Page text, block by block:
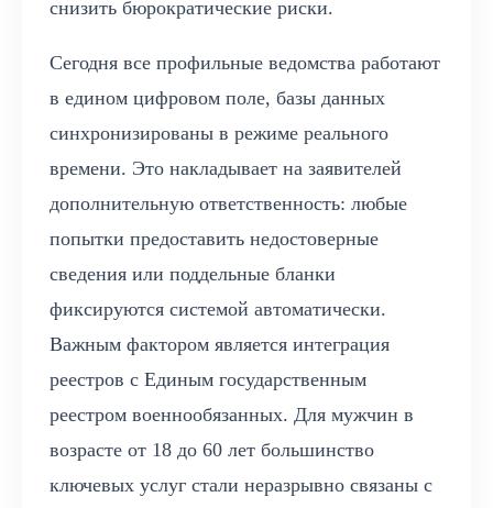
снизить бюрократические риски.
Сегодня все профильные ведомства работают
в едином цифровом поле, базы данных
синхронизированы в режиме реального
времени. Это накладывает на заявителей
дополнительную ответственность: любые
попытки предоставить недостоверные
сведения или поддельные бланки
фиксируются системой автоматически.
Важным фактором является интеграция
реестров с Единым государственным
реестром военнообязанных. Для мужчин в
возрасте от 18 до 60 лет большинство
ключевых услуг стали неразрывно связаны с